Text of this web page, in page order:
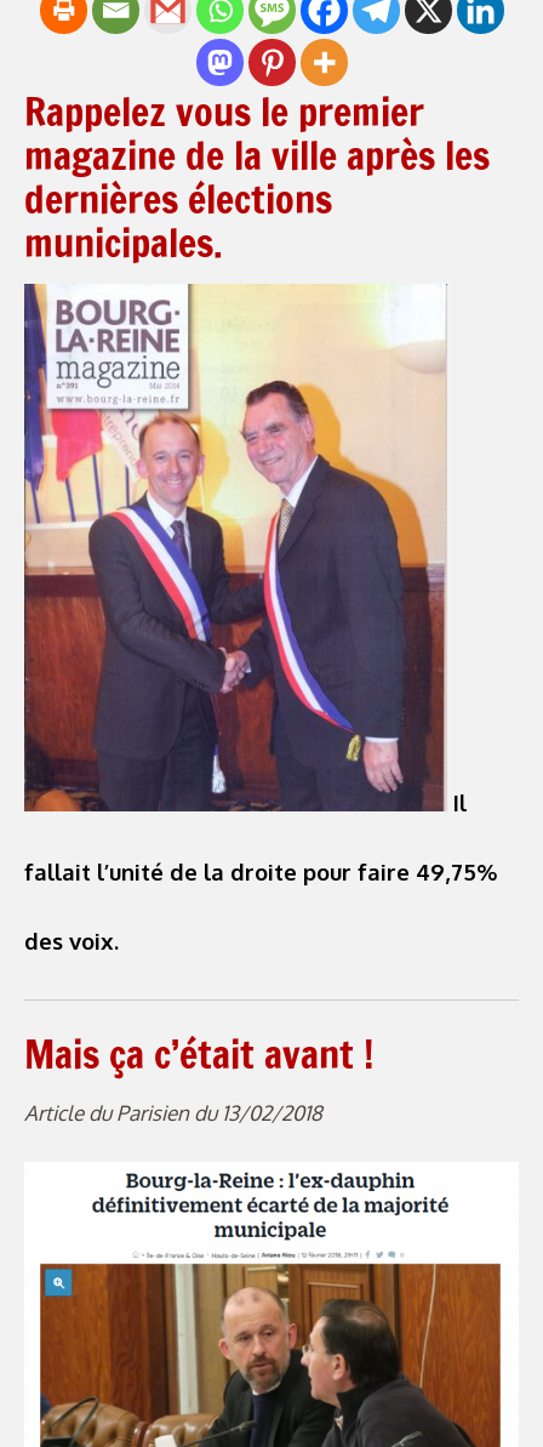
Rappelez vous le premier
magazine de la ville après les
dernières élections
municipales.
Il
fallait l’unité de la droite pour faire 49,75%
des voix.
Mais ça c’était avant !
Article du Parisien du 13/02/2018